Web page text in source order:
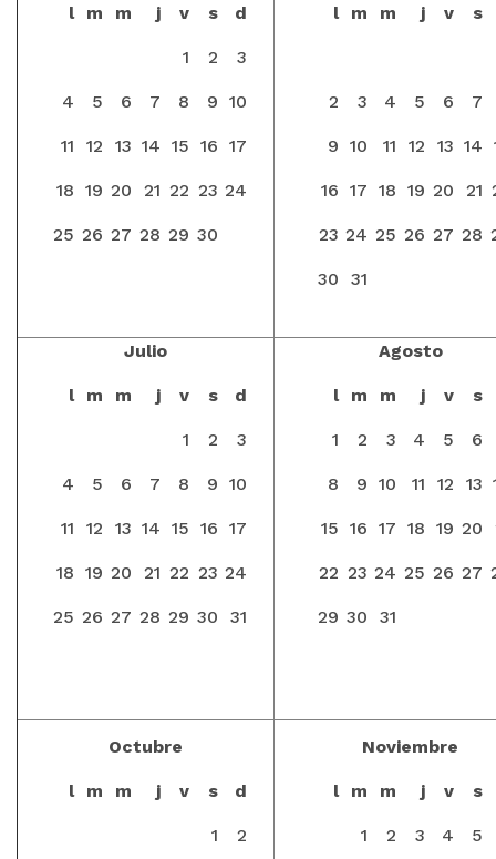
l m m j v s d
1 2 3
4 5 6 7 8 9 10
11 12 13 14 15 16 17
18 19 20 21 22 23 24
25 26 27 28 29 30
l m m j v s
2 3 4 5 6 7
9 10 11 12 13 14
16 17 18 19 20 21
23 24 25 26 27 28
30 31
Julio
l m m j v s d
1 2 3
4 5 6 7 8 9 10
11 12 13 14 15 16 17
18 19 20 21 22 23 24
25 26 27 28 29 30 31
Agosto
l m m j v s
1 2 3 4 5 6
8 9 10 11 12 13
15 16 17 18 19 20
22 23 24 25 26 27
29 30 31
Octubre
l m m j v s d
1 2
Noviembre
l m m j v s
1 2 3 4 5